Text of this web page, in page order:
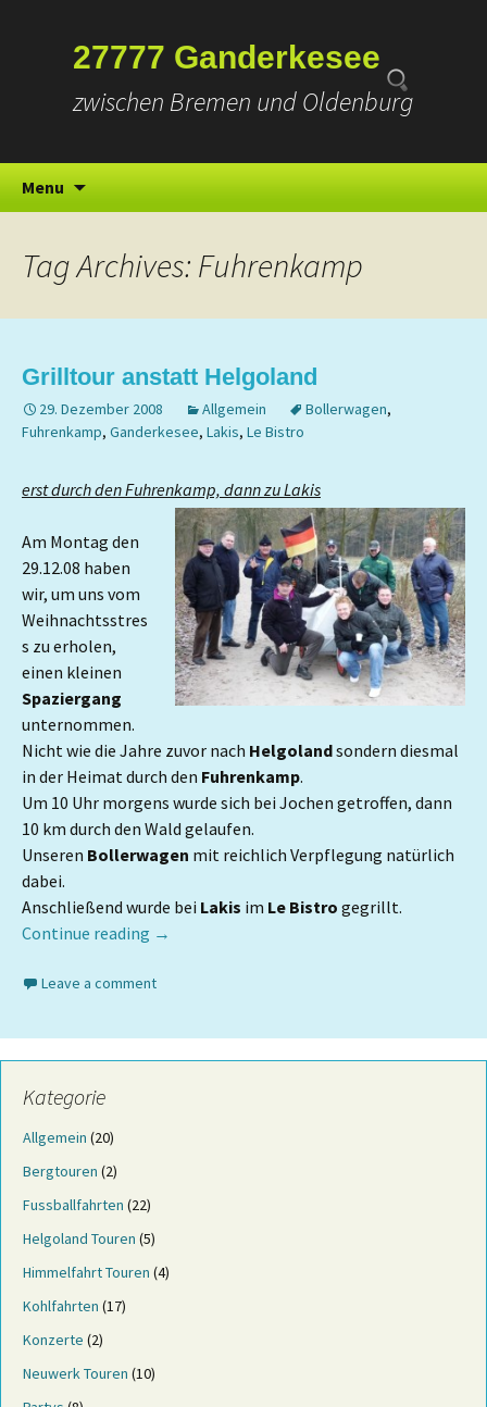
27777 Ganderkesee
zwischen Bremen und Oldenburg
Menu
nach:
Tag Archives: Fuhrenkamp
Grilltour anstatt Helgoland
29. Dezember 2008 Allgemein Bollerwagen,
Fuhrenkamp, Ganderkesee, Lakis, Le Bistro
erst durch den Fuhrenkamp, dann zu Lakis
Am Montag den
29.12.08 haben
wir, um uns vom
Weihnachtsstres
s zu erholen,
einen kleinen
Spaziergang
unternommen.
Nicht wie die Jahre zuvor nach Helgolandsondern diesmal
in der Heimat durch den Fuhrenkamp.
Um 10 Uhr morgens wurde sich bei Jochen getroffen, dann
10 km durch den Wald gelaufen.
Unseren Bollerwagen mit reichlich Verpflegung natürlich
dabei.
Anschließend wurde bei Lakis im Le Bistro gegrillt.
Continue reading →
Leave a comment
Kategorie
Allgemein (20)
Bergtouren (2)
Fussballfahrten (22)
Helgoland Touren (5)
Himmelfahrt Touren (4)
Kohlfahrten (17)
Konzerte (2)
Neuwerk Touren (10)